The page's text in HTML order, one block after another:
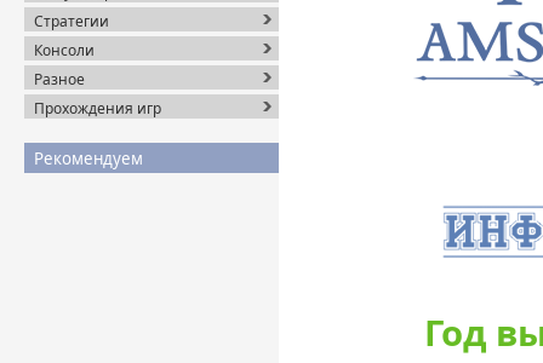
Стратегии
Консоли
Разное
Прохождения игр
Рекомендуем
Год